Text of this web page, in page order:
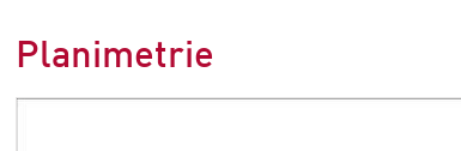
Planimetrie